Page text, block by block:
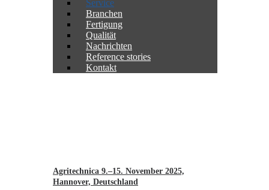
Service
Branchen
Fertigung
Qualität
Nachrichten
Reference stories
Kontakt
Agritechnica 9.–15. November 2025,
Hannover, Deutschland